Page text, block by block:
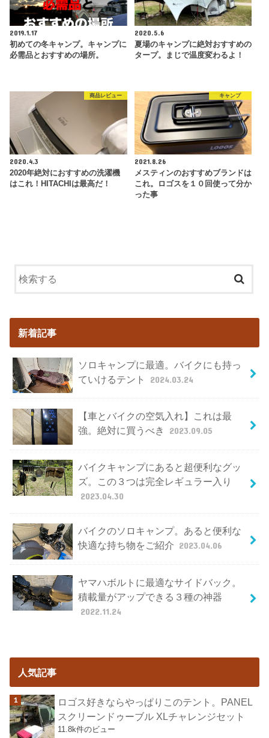
2019.1.17
初めての冬キャンプ。キャンプに
必需品とおすすめの場所。
2020.5.6
夏場のキャンプに絶対おすすめの
タープ。まじで温度変わるよ！
商品レビュー
2020.4.3
2020年絶対におすすめの洗濯機
はこれ！HITACHIは最高だ！
キャンプ
2021.8.26
メスティンのおすすめブランドは
これ。ロゴスを１０回使って分か
った事
新着記事
ソロキャンプに最適。バイクにも持っ
ていけるテント
2024.03.24
【車とバイクの空気入れ】これは最
強。絶対に買うべき
2023.09.05
バイクキャンプにあると超便利なグッ
ズ。この３つは完全レギュラー入り
2023.04.30
バイクのソロキャンプ。あると便利な
快適な持ち物をご紹介 2023.04.06
ヤマハボルトに最適なサイドバック。
積載量がアップできる３種の神器
2022.11.24
人気記事
ロゴス好きならやっぱりこのテント。PANEL
スクリーンドゥーブル XLチャレンジセット
11.8k件のビュー